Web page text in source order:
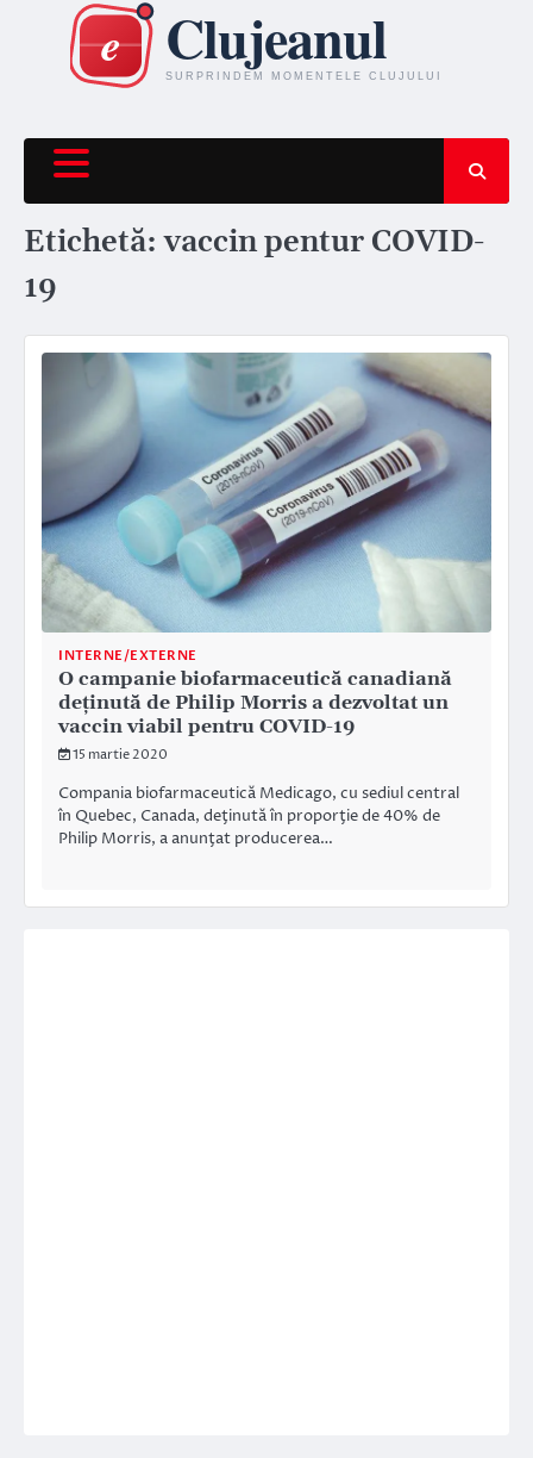
content
Etichetă:vaccin pentur COVID-
19
INTERNE/EXTERNE
O campanie biofarmaceutică canadiană
deținută de Philip Morris a dezvoltat un
vaccin viabil pentru COVID-19
15 martie 2020
Compania biofarmaceutică Medicago, cu sediul central
în Quebec, Canada, deţinută în proporţie de 40% de
Philip Morris, a anunţat producerea…